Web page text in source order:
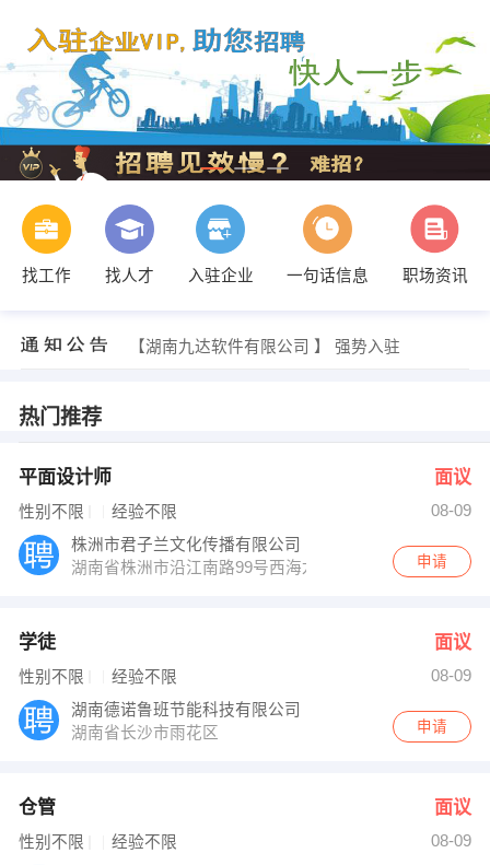
找工作 找人才 入驻企业 一句话信息
职场资讯
【湖南九达软件有限公司 】 强势入驻
发布 [质量检验员 ] 招聘信息
【长沙启科电子有限公司 】 强势入驻
热门推荐
平面设计师 面议
性别不限 经验不限
08-09
株洲市君子兰文化传播有限公司
湖南省株洲市沿江南路99号西海龙苑A栋1004室申请
学徒 面议
性别不限 经验不限
08-09
湖南德诺鲁班节能科技有限公司
湖南省长沙市雨花区
申请
仓管 面议
性别不限 经验不限
08-09